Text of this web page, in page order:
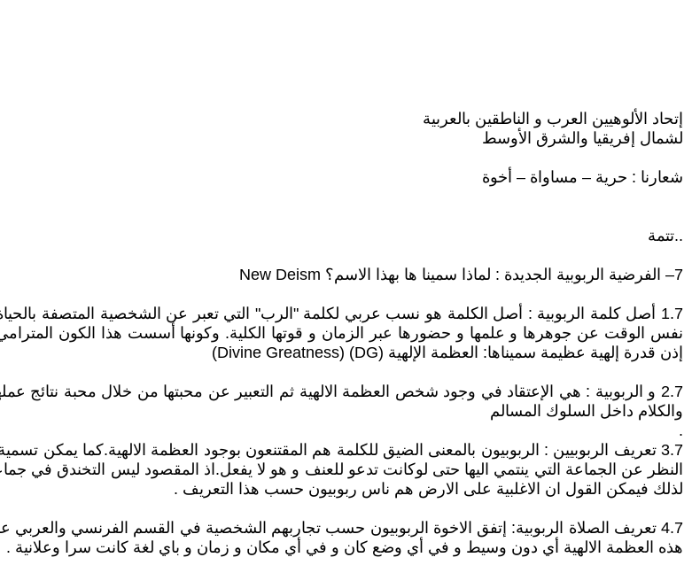
إتحاد الألوهيين العرب و الناطقين بالعربية
لشمال إفريقيا والشرق الأوسط
شعارنا : حرية – مساواة – أخوة
..تتمة
7– الفرضية الربوبية الجديدة : لماذا سمينا ها بهذا الاسم؟ New Deism
1.7 أصل كلمة الربوبية : أصل الكلمة هو نسب عربي لكلمة "الرب" التي تعبر عن الشخصية المتصفة
نفس الوقت عن جوهرها و علمها و حضورها عبر الزمان و قوتها الكلية. وكونها أسست هذا الكون
إذن قدرة إلهية عظيمة سميناها: العظمة الإلهية Divine Greatness) (DG))
2.7 و الربوبية : هي الإعتقاد في وجود شخص العظمة الالهية ثم التعبير عن محبتها من خلال محبة نتائج
والكلام داخل السلوك المسالم
.
3.7 تعريف الربوبيين : الربوبيون بالمعنى الضيق للكلمة هم المقتنعون بوجود العظمة الالهية.كما يمكن
النظر عن الجماعة التي ينتمي اليها حتى لوكانت تدعو للعنف و هو لا يفعل.اذ المقصود ليس التخندق في
لذلك فيمكن القول ان الاغلبية على الارض هم ناس ربوبيون حسب هذا التعريف .
4.7 تعريف الصلاة الربوبية: إتفق الاخوة الربوبيون حسب تجاربهم الشخصية في القسم الفرنسي
هذه العظمة الالهية أي دون وسيط و في أي وضع كان و في أي مكان و زمان و باي لغة كانت سرا وعلانية .